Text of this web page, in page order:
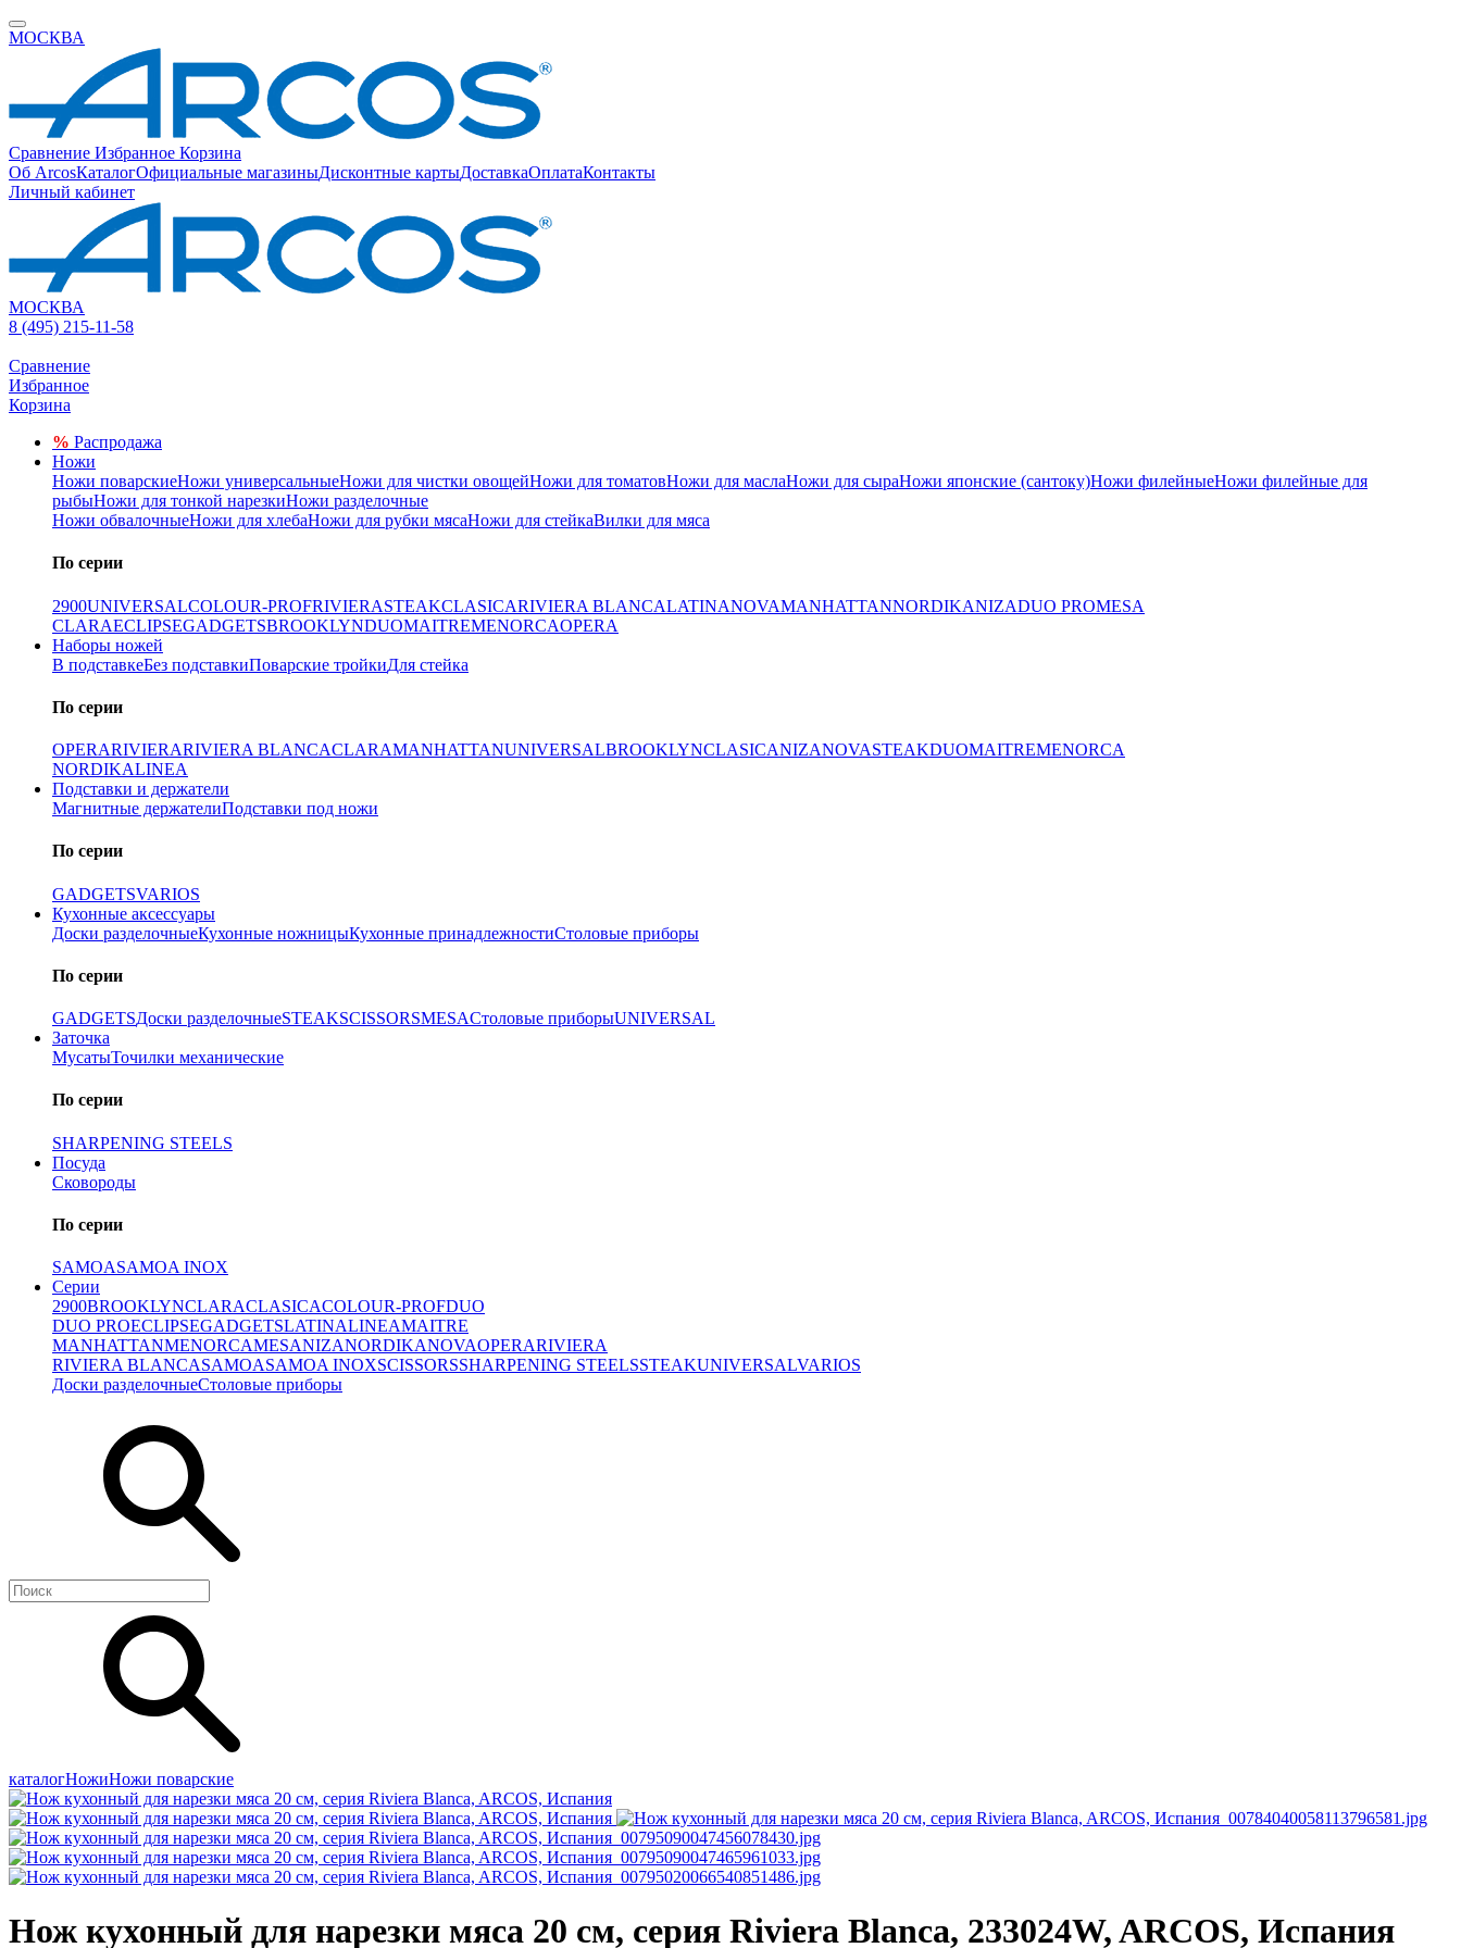
МОСКВА
Сравнение Избранное Корзина
Об ArcosКаталогОфициальные магазиныДисконтные картыДоставкаОплатаКонтакты
Личный кабинет
МОСКВА
8 (495) 215-11-58
Сравнение
Избранное
Корзина
% Распродажа
Ножи
Ножи поварскиеНожи универсальныеНожи для чистки овощейНожи для томатовНожи для маслаНожи для сыраНожи японские (сантоку)Ножи филейныеНожи филейные для
рыбыНожи для тонкой нарезкиНожи разделочные
Ножи обвалочныеНожи для хлебаНожи для рубки мясаНожи для стейкаВилки для мяса
По серии
2900UNIVERSALCOLOUR-PROFRIVIERASTEAKCLASICARIVIERA BLANCALATINANOVAMANHATTANNORDIKANIZADUO PROMESA
CLARAECLIPSEGADGETSBROOKLYNDUOMAITREMENORCAOPERA
Наборы ножей
В подставкеБез подставкиПоварские тройкиДля стейка
По серии
OPERARIVIERARIVIERA BLANCACLARAMANHATTANUNIVERSALBROOKLYNCLASICANIZANOVASTEAKDUOMAITREMENORCA
NORDIKALINEA
Подставки и держатели
Магнитные держателиПодставки под ножи
По серии
GADGETSVARIOS
Кухонные аксессуары
Доски разделочныеКухонные ножницыКухонные принадлежностиСтоловые приборы
По серии
GADGETSДоски разделочныеSTEAKSCISSORSMESAСтоловые приборыUNIVERSAL
Заточка
МусатыТочилки механические
По серии
SHARPENING STEELS
Посуда
Сковороды
По серии
SAMOASAMOA INOX
Серии
2900BROOKLYNCLARACLASICACOLOUR-PROFDUO
DUO PROECLIPSEGADGETSLATINALINEAMAITRE
MANHATTANMENORCAMESANIZANORDIKANOVAOPERARIVIERA
RIVIERA BLANCASAMOASAMOA INOXSCISSORSSHARPENING STEELSSTEAKUNIVERSALVARIOS
Доски разделочныеСтоловые приборы
каталогНожиНожи поварские
Нож кухонный для нарезки мяса 20 см, серия Riviera Blanca, 233024W, ARCOS, Испания